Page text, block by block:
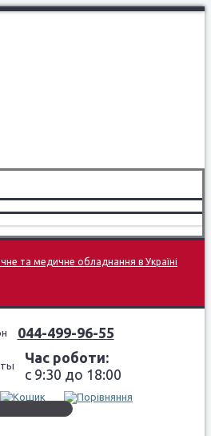
044-499-96-55
Час роботи:
c 9:30 до 18:00